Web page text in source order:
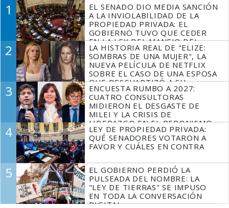
1
EL SENADO DIO MEDIA SANCIÓN
A LA INVIOLABILIDAD DE LA
PROPIEDAD PRIVADA: EL
GOBIERNO TUVO QUE CEDER
EN LA LEY DEL MANEJO DEL
FUEGO
2
LA HISTORIA REAL DE "ELIZE:
SOMBRAS DE UNA MUJER", LA
NUEVA PELÍCULA DE NETFLIX
SOBRE EL CASO DE UNA ESPOSA
QUE DESCUARTIZÓ A SU
MARIDO
3
ENCUESTA RUMBO A 2027:
CUATRO CONSULTORAS
MIDIERON EL DESGASTE DE
MILEI Y LA CRISIS DE
LIDERAZGO EN EL PERONISMO
4
LEY DE PROPIEDAD PRIVADA:
QUÉ SENADORES VOTARON A
FAVOR Y CUÁLES EN CONTRA
5
EL GOBIERNO PERDIÓ LA
PULSEADA DEL NOMBRE: LA
"LEY DE TIERRAS" SE IMPUSO
EN TODA LA CONVERSACIÓN
DIGITAL